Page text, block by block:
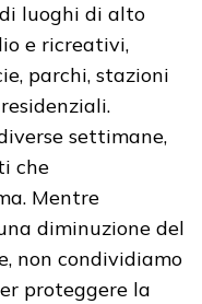
luoghi di alto
e ricreativi,
parchi, stazioni
settimane,
che
Mentre
diminuzione del
non condividiamo
proteggere la